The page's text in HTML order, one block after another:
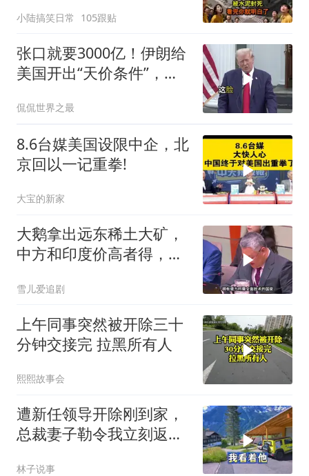
小陆搞笑日常 105跟贴
张口就要3000亿！伊朗给
美国开出“天价条件”，特
侃侃世界之最
8.6台媒美国设限中企，北
京回以一记重拳!
大宝的新家
大鹅拿出远东稀土大矿，
中方和印度价高者得，背
雪儿爱追剧
上午同事突然被开除三十
分钟交接完 拉黑所有人
熙熙故事会
遭新任领导开除刚到家，
总裁妻子勒令我立刻返
林子说事